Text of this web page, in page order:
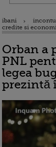
ibani
credite si
Orban a
PNL
legea
prezintă